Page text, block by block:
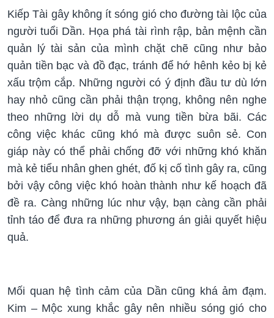
Kiếp Tài gây không ít sóng gió cho đường tài lộc của
người tuổi Dần. Họa phá tài rình rập, bản mệnh cần
quản lý tài sản của mình chặt chẽ cũng như bảo
quản tiền bạc và đồ đạc, tránh để hớ hênh kẻo bị kẻ
xấu trộm cắp. Những người có ý định đầu tư dù lớn
hay nhỏ cũng cần phải thận trọng, không nên nghe
theo những lời dụ dỗ mà vung tiền bừa bãi. Các
công việc khác cũng khó mà được suôn sẻ. Con
giáp này có thể phải chống đỡ với những khó khăn
mà kẻ tiểu nhân ghen ghét, đố kị cố tình gây ra, cũng
bởi vậy công việc khó hoàn thành như kế hoạch đã
đề ra. Càng những lúc như vậy, bạn càng cần phải
tỉnh táo để đưa ra những phương án giải quyết hiệu
quả.
Mối quan hệ tình cảm của Dần cũng khá ảm đạm.
Kim – Mộc xung khắc gây nên nhiều sóng gió cho